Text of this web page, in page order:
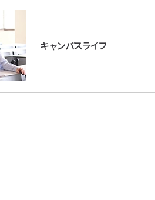
キャンパスライフ